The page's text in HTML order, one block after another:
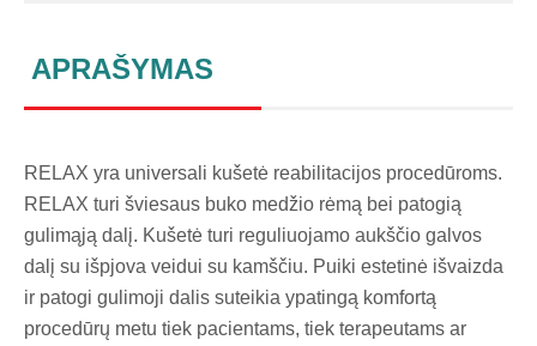
APRAŠYMAS
RELAX yra universali kušetė reabilitacijos procedūroms.
RELAX turi šviesaus buko medžio rėmą bei patogią
gulimąją dalį. Kušetė turi reguliuojamo aukščio galvos
dalį su išpjova veidui su kamščiu. Puiki estetinė išvaizda
ir patogi gulimoji dalis suteikia ypatingą komfortą
procedūrų metu tiek pacientams, tiek terapeutams ar